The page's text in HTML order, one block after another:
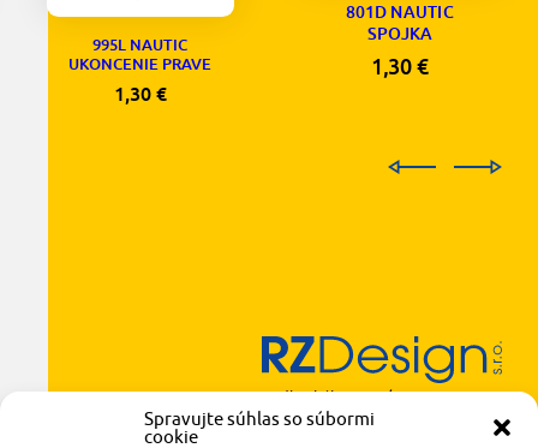
Spravujte súhlas so súbormi
cookie
995L NAUTIC
UKONCENIE PRAVE
1,30 €
801D NAUTIC
SPOJKA
1,30€
Radlinského 1611/14
921 01 Piešťany